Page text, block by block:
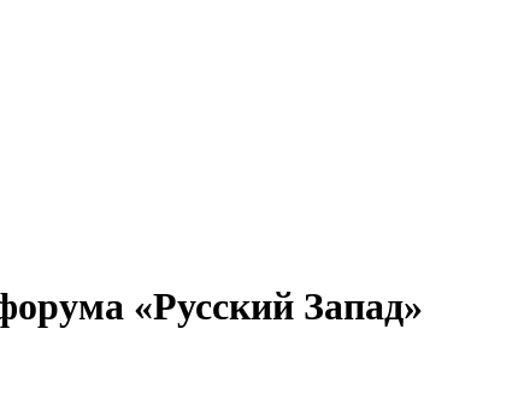
«Русский Запад»